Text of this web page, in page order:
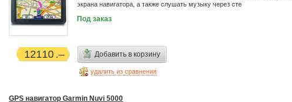
экрана навигатора, а также слушать музыку через сте
Под заказ
12110 Добавить в корзину
удалить из сравнения
GPS навигатор Garmin Nuvi 5000